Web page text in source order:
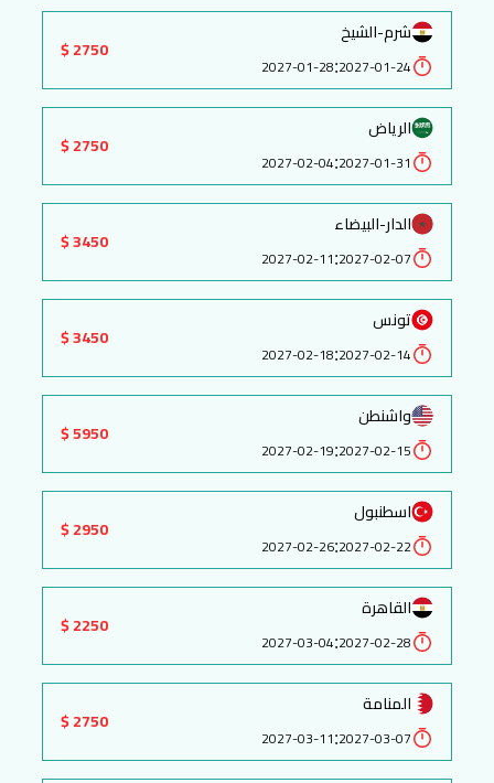
شرم-الشيخ
2027-01-24
:
2027-01-28
2750 $
الرياض
2027-01-31
:
2027-02-04
2750 $
الدار-البيضاء
2027-02-07
:
2027-02-11
3450 $
تونس
2027-02-14
:
2027-02-18
3450 $
واشنطن
2027-02-15
:
2027-02-19
5950 $
اسطنبول
2027-02-22
:
2027-02-26
2950 $
القاهرة
2027-02-28
:
2027-03-04
2250 $
المنامة
2027-03-07
:
2027-03-11
2750 $